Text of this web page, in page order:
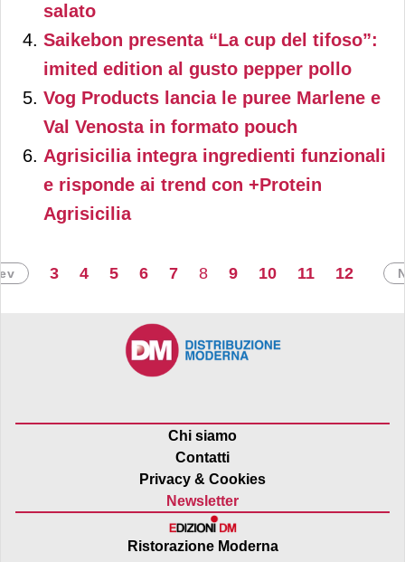
intolleranza al glutine
salato
Saikebon presenta “La cup del tifoso”:
imited edition al gusto pepper pollo
Vog Products lancia le puree Marlene e
Val Venosta in formato pouch
Agrisicilia integra ingredienti funzionali
e risponde ai trend con +Protein
Agrisicilia
3 4 5 6 7 8 9 10 11 12
Chi siamo
Contatti
Privacy & Cookies
Newsletter
Ristorazione Moderna